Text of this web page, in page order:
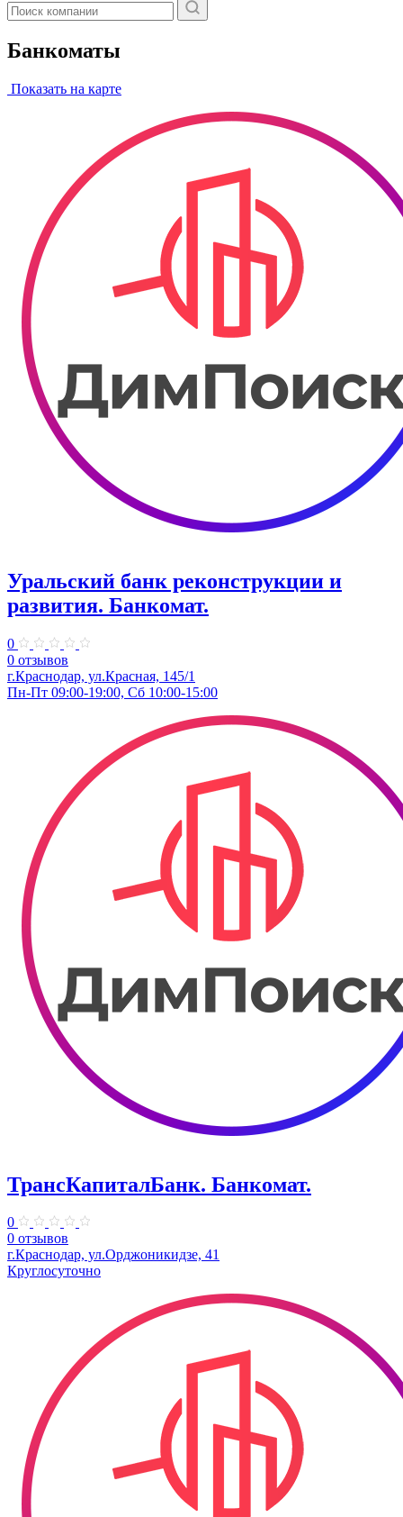
Банкоматы
Показать на карте
Уральский банк реконструкции и
развития. Банкомат.
0
0 отзывов
г.Краснодар, ул.Красная, 145/1
Пн-Пт 09:00-19:00, Сб 10:00-15:00
ТрансКапиталБанк. Банкомат.
0
0 отзывов
г.Краснодар, ул.​Орджоникидзе, 41
Круглосуточно